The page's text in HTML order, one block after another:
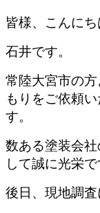
皆様、こんにち
石井です。
常陸大宮市の
もりをご依頼
す。
数ある塗装会
して誠に光栄で
後日、現地調査